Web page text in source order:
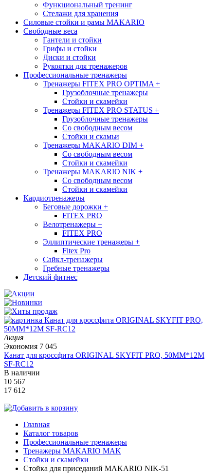
Функциональный тренинг
Стелажи для хранения
Силовые стойки и рамы MAKARIO
Свободные веса
Гантели и стойки
Грифы и стойки
Диски и стойки
Рукоятки для тренажеров
Профессиональные тренажеры
Тренажеры FITEX PRO OPTIMA +
Грузоблочные тренажеры
Стойки и скамейки
Тренажеры FITEX PRO STATUS +
Грузоблочные тренажеры
Со свободным весом
Стойки и скамьи
Тренажеры MAKARIO DIM +
Со свободным весом
Стойки и скамейки
Тренажеры MAKARIO NIK +
Со свободным весом
Стойки и скамейки
Кардиотренажеры
Беговые дорожки +
FITEX PRO
Велотренажеры +
FITEX PRO
Эллиптические тренажеры +
Fitex Pro
Сайкл-тренажеры
Гребные тренажеры
Детский фитнес
Акция
Экономия 7 045
Канат для кроссфита ORIGINAL SKYFIT PRO, 50MM*12M
SF-RС12
В наличии
10 567
17 612
Главная
Каталог товаров
Профессиональные тренажеры
Тренажеры MAKARIO MAK
Стойки и скамейки
Стойка для приседаний MAKARIO NIK-51